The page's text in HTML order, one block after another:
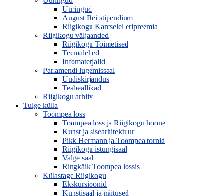
Uuringud
August Rei stipendium
Riigikogu Kantselei eripreemia
Riigikogu väljaanded
Riigikogu Toimetised
Teemalehed
Infomaterjalid
Parlamendi lugemissaal
Uudiskirjandus
Teabeallikad
Riigikogu arhiiv
Tulge külla
Toompea loss
Toompea loss ja Riigikogu hoone
Kunst ja sisearhitektuur
Pikk Hermann ja Toompea tornid
Riigikogu istungisaal
Valge saal
Ringkäik Toompea lossis
Külastage Riigikogu
Ekskursioonid
Kunstisaal ja näitused